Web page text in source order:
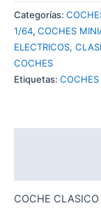
SKYLARK
CONVERTIBLE
Categorías:
1/64, COCHES
ELECTRICOS,
COCHES
Etiquetas: COCHES
COCHE